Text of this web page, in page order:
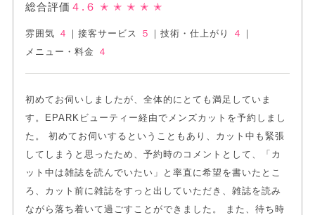
総合評価 ４.６ ✭ ✭ ✭ ✭ ✭
雰囲気 ４ ｜接客サービス ５ ｜技術・仕上がり ４
｜
メニュー・料金
４
初めてお伺いしましたが、全体的にとても満足していま
す。EPARKビューティー経由でメンズカットを予約しまし
た。 初めてお伺いするということもあり、カット中も緊張
してしまうと思ったため、予約時のコメントとして、「カ
ット中は雑誌を読んでいたい」と率直に希望を書いたとこ
ろ、カット前に雑誌をすっと出していただき、雑誌を読み
ながら落ち着いて過ごすことができました。 また、待ち時